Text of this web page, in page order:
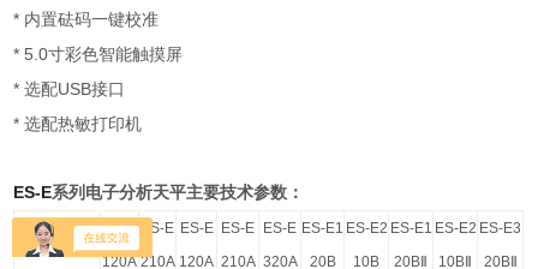
* 内置砝码一键校准
* 5.0寸彩色智能触摸屏
*选配USB接口
*选配热敏打印机
ES-E系列电子分析天平主要技术参数：
型号
ES-E
120A
ES-E
210A
ES-E
120A
ES-E
210A
ES-E
320A
ES-E1
20B
ES-E2
10B
ES-E1
20B
ES-E2
10B
ES-E3
20BⅡ